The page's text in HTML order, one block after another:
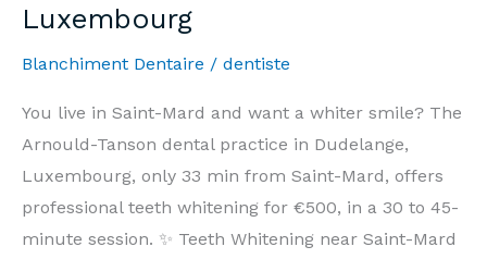
&
|
Cabinet
Arnould-
Tanson
Luxembourg
Luxembourg
Blanchiment Dentaire / dentiste
You live in Saint-Mard and want a whiter smile? The
Arnould-Tanson dental practice in Dudelange,
Luxembourg, only 33 min from Saint-Mard, offers
professional teeth whitening for €500, in a 30 to 45-
minute session. ✨ Teeth Whitening near Saint-Mard